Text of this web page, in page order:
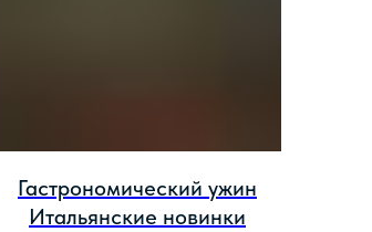
Гастрономический ужин
Итальянские новинки